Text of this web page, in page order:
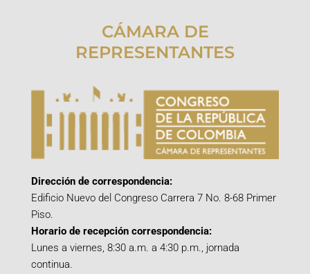
CÁMARA DE
REPRESENTANTES
Dirección de correspondencia:
Edificio Nuevo del Congreso Carrera 7 No. 8-68 Primer
Piso.
Horario de recepción correspondencia:
Lunes a viernes, 8:30 a.m. a 4:30 p.m., jornada
continua.